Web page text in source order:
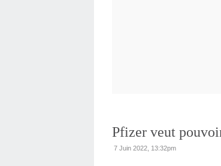
Pfizer veut
7 Juin 2022, 13:32pm